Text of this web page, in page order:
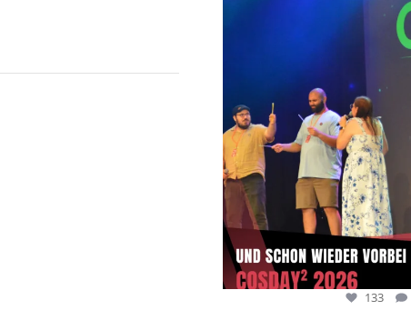
133
133